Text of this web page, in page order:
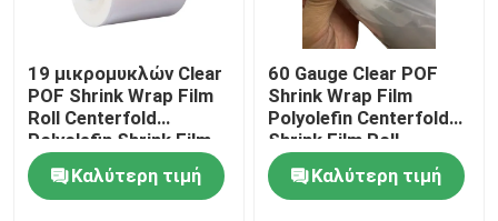
19 μικρομυκλών Clear
POF Shrink Wrap Film
Roll Centerfold
Polyolefin Shrink Film
(Πολυολεφίνης)
Καλύτερη τιμή
60 Gauge Clear POF
Shrink Wrap Film
Polyolefin Centerfold
Shrink Film Roll
(Πολυολεφίνη με
κεντροπλαστική
ταινία συρρίκνωσης)
Καλύτερη τιμή